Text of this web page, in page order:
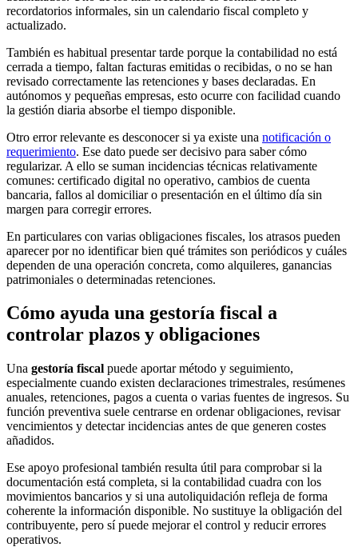
recordatorios informales, sin un calendario fiscal completo y
actualizado.
También es habitual presentar tarde porque la contabilidad no está
cerrada a tiempo, faltan facturas emitidas o recibidas, o no se han
revisado correctamente las retenciones y bases declaradas. En
autónomos y pequeñas empresas, esto ocurre con facilidad cuando
la gestión diaria absorbe el tiempo disponible.
Otro error relevante es desconocer si ya existe una notificación o
requerimiento. Ese dato puede ser decisivo para saber cómo
regularizar. A ello se suman incidencias técnicas relativamente
comunes: certificado digital no operativo, cambios de cuenta
bancaria, fallos al domiciliar o presentación en el último día sin
margen para corregir errores.
En particulares con varias obligaciones fiscales, los atrasos pueden
aparecer por no identificar bien qué trámites son periódicos y cuáles
dependen de una operación concreta, como alquileres, ganancias
patrimoniales o determinadas retenciones.
Cómo ayuda una gestoría fiscal a
controlar plazos y obligaciones
Una gestoría fiscal puede aportar método y seguimiento,
especialmente cuando existen declaraciones trimestrales, resúmenes
anuales, retenciones, pagos a cuenta o varias fuentes de ingresos. Su
función preventiva suele centrarse en ordenar obligaciones, revisar
vencimientos y detectar incidencias antes de que generen costes
añadidos.
Ese apoyo profesional también resulta útil para comprobar si la
documentación está completa, si la contabilidad cuadra con los
movimientos bancarios y si una autoliquidación refleja de forma
coherente la información disponible. No sustituye la obligación del
contribuyente, pero sí puede mejorar el control y reducir errores
operativos.